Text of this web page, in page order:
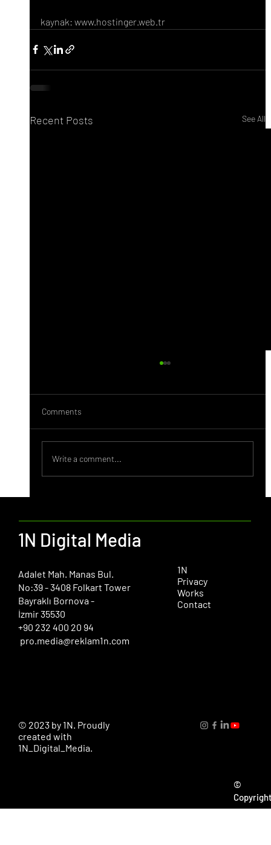
kaynak: www.hostinger.web.tr
Recent Posts See All
Behance Nedir?
Comments
Write a comment...
​Adalet Mah. Manas Bul.
No:39 - 3408 Folkart Tower
Bayraklı Bornova -
İzmir 35530
+90 232 400 20 94
pro.media@reklam1n.com
1N Digital Media
1N
Privacy
Works
Contact
©
© 2023 by 1N. Proudly
created with
1N_Digital_Media.